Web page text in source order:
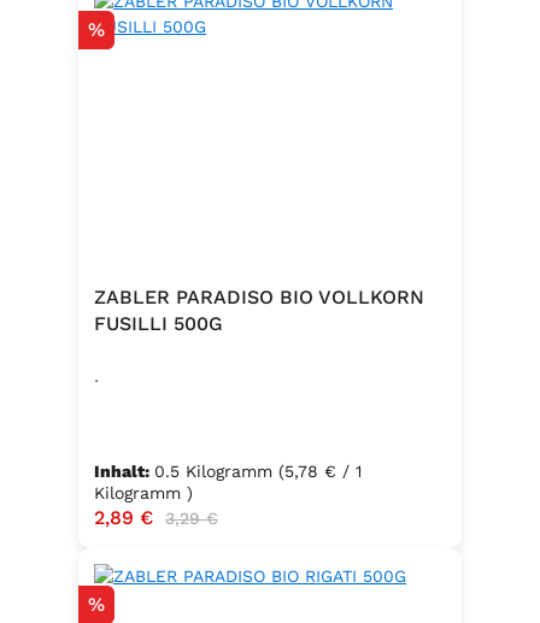
Rabatt
%
ZABLER PARADISO BIO VOLLKORN
FUSILLI 500G
.
Inhalt: 0.5 Kilogramm (5,78 € / 1
Kilogramm )
Verkaufspreis:
2,89 € Regulärer Preis:
3,29 €
Rabatt
%